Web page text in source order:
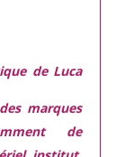
de Luca
marques
de